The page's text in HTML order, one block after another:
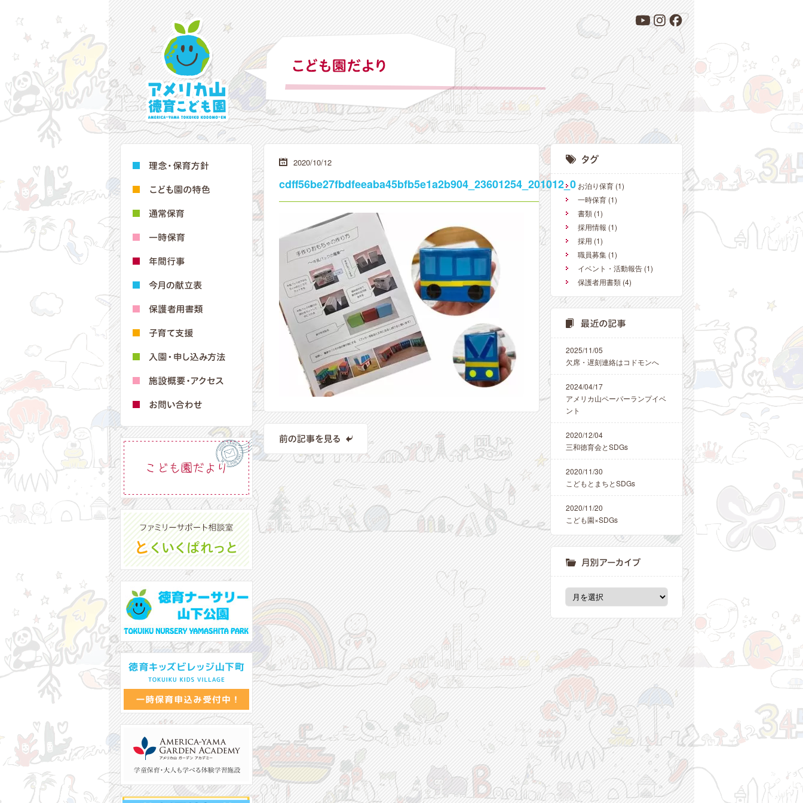
2020/10/12
cdff56be27fbdfeeaba45bfb5e1a2b904_23601254_201012_0 お泊り保育 (1)
一時保育 (1)
書類 (1)
採用情報 (1)
採用 (1)
職員募集 (1)
イベント・活動報告 (1)
保護者用書類 (4)
2025/11/05
欠席・遅刻連絡はコドモンへ
2024/04/17
アメリカ山ペーパーランプイベ
ント
2020/12/04
三和徳育会とSDGs
2020/11/30
こどもとまちとSDGs
2020/11/20
こども園×SDGs